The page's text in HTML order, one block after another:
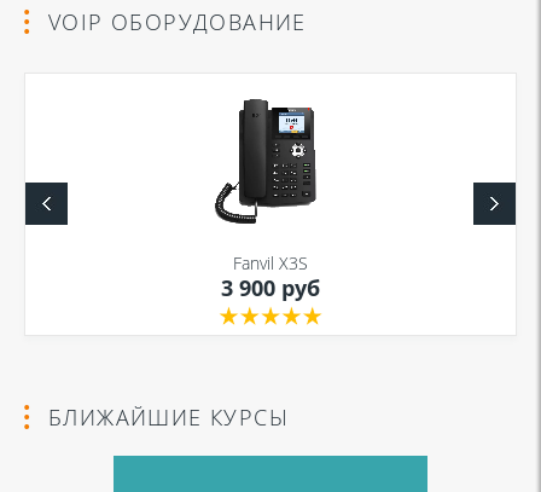
Я даю согласие на обработку моих персональных данных для связи
Политикой в отношении обработки персональных
Политикой конфиденциальности
Я даю согласие на обработку моих персональных данных для связи
Политикой в отношении обработки персональных
VOIP ОБОРУДОВАНИЕ
Fanvil X3S
3 900 руб
БЛИЖАЙШИЕ КУРСЫ